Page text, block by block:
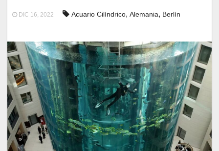
DIC 16, 2022 Acuario Cilíndrico, Alemania, Berlín